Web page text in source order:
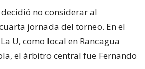
decidió no considerar al
jornada del torneo. En el
U, como local en Rancagua
el árbitro central fue Fernando